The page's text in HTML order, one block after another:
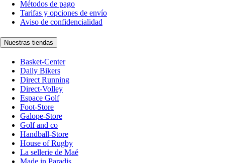
Métodos de pago
Tarifas y opciones de envío
Aviso de confidencialidad
Nuestras tiendas
Basket-Center
Daily Bikers
Direct Running
Direct-Volley
Espace Golf
Foot-Store
Galope-Store
Golf and co
Handball-Store
House of Rugby
La sellerie de Maé
Made in Paradis